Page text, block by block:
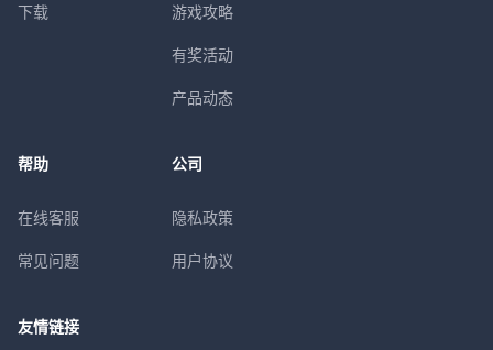
下载 游戏攻略
有奖活动
产品动态
帮助
在线客服
常见问题
公司
隐私政策
用户协议
友情链接